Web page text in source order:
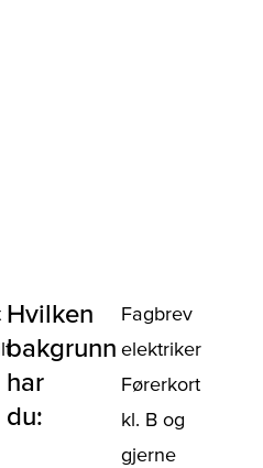
Hvilken
bakgrunn
har
du:
Fagbrev
elektriker
Førerkort
kl. B og
gjerne